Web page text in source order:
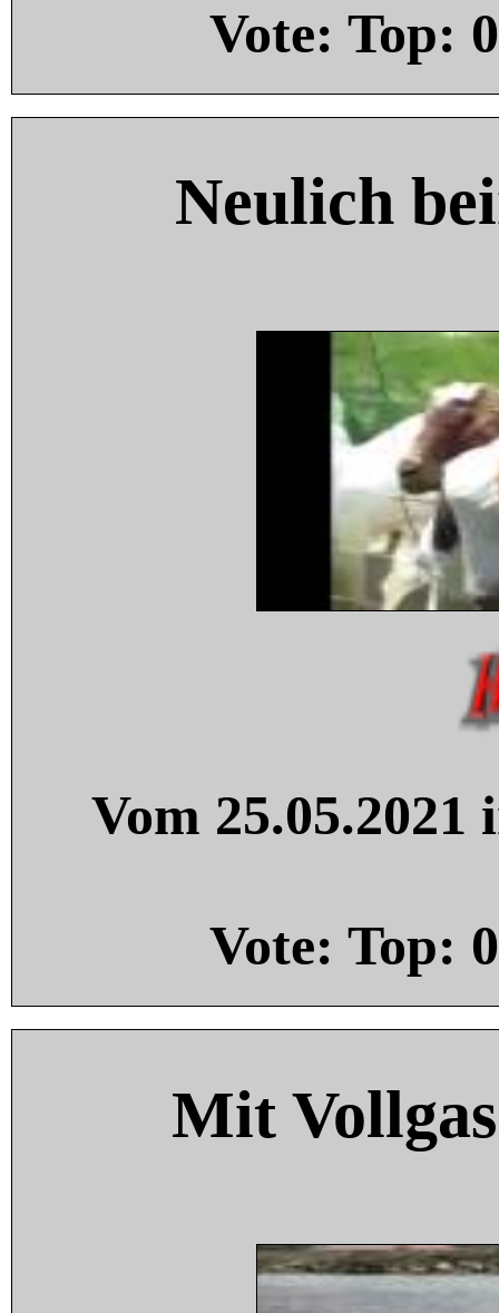
Vote: Top: 0
Neulich
Vom
Vote: Top: 0
Mit